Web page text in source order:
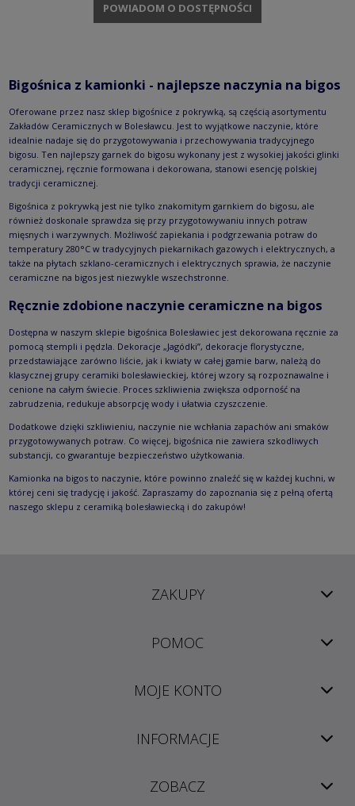
POWIADOM O DOSTĘPNOŚCI
Bigośnica z kamionki - najlepsze naczynia na bigos
Oferowane przez nasz sklep bigośnice z pokrywką, są częścią asortymentu
Zakładów Ceramicznych w Bolesławcu. Jest to wyjątkowe naczynie, które
idealnie nadaje się do przygotowywania i przechowywania tradycyjnego
bigosu. Ten najlepszy garnek do bigosu wykonany jest z wysokiej jakości glinki
ceramicznej, ręcznie formowana i dekorowana, stanowi esencję polskiej
tradycji ceramicznej.
Bigośnica z pokrywką jest nie tylko znakomitym garnkiem do bigosu, ale
również doskonale sprawdza się przy przygotowywaniu innych potraw
mięsnych i warzywnych. Możliwość zapiekania i podgrzewania potraw do
temperatury 280°C w tradycyjnych piekarnikach gazowych i elektrycznych, a
także na płytach szklano-ceramicznych i elektrycznych sprawia, że naczynie
ceramiczne na bigos jest niezwykle wszechstronne.
Ręcznie zdobione naczynie ceramiczne na bigos
Dostępna w naszym sklepie bigośnica Bolesławiec jest dekorowana ręcznie za
pomocą stempli i pędzla. Dekoracje „Jagódki”, dekoracje florystyczne,
przedstawiające zarówno liście, jak i kwiaty w całej gamie barw, należą do
klasycznej grupy ceramiki bolesławieckiej, której wzory są rozpoznawalne i
cenione na całym świecie. Proces szkliwienia zwiększa odporność na
zabrudzenia, redukuje absorpcję wody i ułatwia czyszczenie.
Dodatkowe dzięki szkliwieniu, naczynie nie wchłania zapachów ani smaków
przygotowywanych potraw. Co więcej, bigośnica nie zawiera szkodliwych
substancji, co gwarantuje bezpieczeństwo użytkowania.
Kamionka na bigos to naczynie, które powinno znaleźć się w każdej kuchni, w
której ceni się tradycję i jakość. Zapraszamy do zapoznania się z pełną ofertą
naszego sklepu z ceramiką bolesławiecką i do zakupów!
ZAKUPY
POMOC
MOJE KONTO
INFORMACJE
ZOBACZ